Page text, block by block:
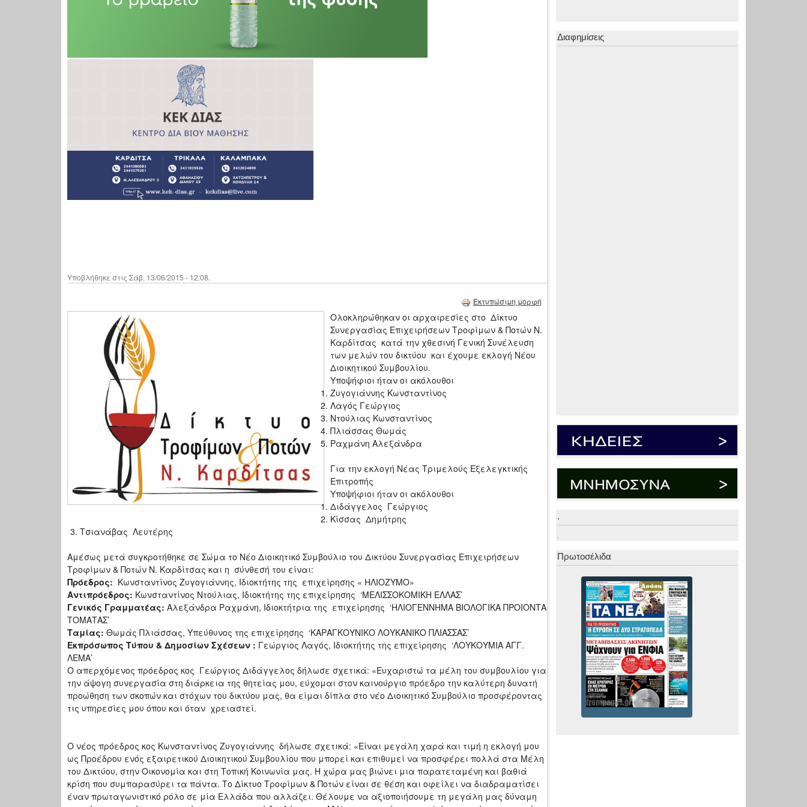
Υποβλήθηκε στις Σάβ, 13/06/2015 - 12:08.
Εκτυπώσιμη μορφή
Ολοκληρώθηκαν οι αρχαιρεσίες στο Δίκτυο
Συνεργασίας Επιχειρήσεων Τροφίμων & Ποτών Ν.
Καρδίτσας κατά την χθεσινή Γενική Συνέλευση
των μελών του δικτύου και έχουμε εκλογή Νέου
Διοικητικού Συμβουλίου.
Υποψήφιοι ήταν οι ακόλουθοι
Ζυγογιάννης Κωνσταντίνος
Λαγός Γεώργιος
Ντούλιας Κωνσταντίνος
Πλιάσσας Θωμάς
Ραχμάνη Αλεξάνδρα
Για την εκλογή Νέας Τριμελούς Εξελεγκτικής
Επιτροπής
Υποψήφιοι ήταν οι ακόλουθοι
Διδάγγελος Γεώργιος
Κίσσας Δημήτρης
Τσιανάβας Λευτέρης
Αμέσως μετά συγκροτήθηκε σε Σώμα το Νέο Διοικητικό Συμβούλιο του Δικτύου Συνεργασίας Επιχειρήσεων
Τροφίμων & Ποτών Ν. Καρδίτσας και η σύνθεσή του είναι:
Πρόεδρος: Κωνσταντίνος Ζυγογιάννης, Ιδιοκτήτης της επιχείρησης « ΗΛΙΟΖΥΜΟ»
Αντιπρόεδρος: Κωνσταντίνος Ντούλιας, Ιδιοκτήτης της επιχείρησης ‘ΜΕΛΙΣΣΟΚΟΜΙΚΗ ΕΛΛΑΣ’
Γενικός Γραμματέας: Αλεξάνδρα Ραχμάνη, Ιδιοκτήτρια της επιχείρησης ‘ΗΛΙΟΓΕΝΝΗΜΑ ΒΙΟΛΟΓΙΚΑ ΠΡΟΙΟΝΤΑ
ΤΟΜΑΤΑΣ’
Ταμίας: Θωμάς Πλιάσσας, Υπεύθυνος της επιχείρησης ‘ΚΑΡΑΓΚΟΥΝΙΚΟ ΛΟΥΚΑΝΙΚΟ ΠΛΙΑΣΣΑΣ’
Εκπρόσωπος Τύπου & Δημοσίων Σχέσεων : Γεώργιος Λαγός, Ιδιοκτήτης της επιχείρησης ‘ΛΟΥΚΟΥΜΙΑ ΑΓΓ.
ΛΕΜΑ’
Ο απερχόμενος πρόεδρος κος Γεώργιος Διδάγγελος δήλωσε σχετικά: «Ευχαριστώ τα μέλη του συμβουλίου για
την άψογη συνεργασία στη διάρκεια της θητείας μου, εύχομαι στον καινούργιο πρόεδρο την καλύτερη δυνατή
προώθηση των σκοπών και στόχων του δικτύου μας, θα είμαι δίπλα στο νέο Διοικητικό Συμβούλιο προσφέροντας
τις υπηρεσίες μου όπου και όταν χρειαστεί.
Ο νέος πρόεδρος κος Κωνσταντίνος Ζυγογιάννης δήλωσε σχετικά: «Είναι μεγάλη χαρά και τιμή η εκλογή μου
ως Προέδρου ενός εξαιρετικού Διοικητικού Συμβουλίου που μπορεί και επιθυμεί να προσφέρει πολλά στα Μέλη
του Δικτύου, στην Οικονομία και στη Τοπική Κοινωνία μας. Η χώρα μας βιώνει μια παρατεταμένη και βαθιά
κρίση που συμπαρασύρει τα πάντα. Το Δίκτυο Τροφίμων & Ποτών είναι σε θέση και οφείλει να διαδραματίσει
έναν πρωταγωνιστικό ρόλο σε μία Ελλάδα που αλλάζει. Θέλουμε να αξιοποιήσουμε τη μεγάλη μας δύναμη
Διαφημίσεις
.
.
Πρωτοσέλιδα